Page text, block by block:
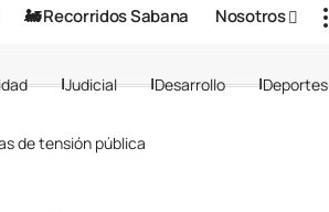
🚂 Recorridos Sabana Nosotros
Judicial Desarrollo Deportes
de tensión pública